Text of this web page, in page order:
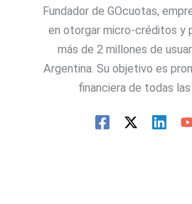
Fundador de GOcuotas,
en otorgar micro-créditos y
más de 2 millones de
Argentina. Su objetivo es
financiera de todas